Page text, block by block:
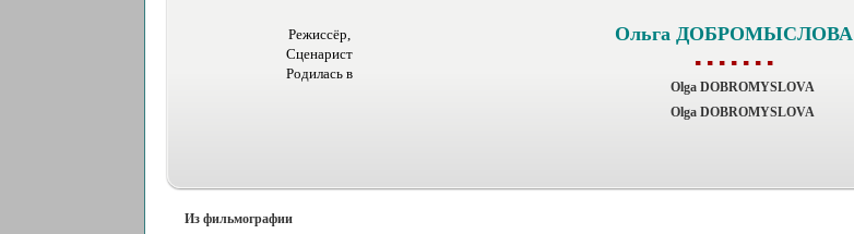
Режиссёр,
Сценарист
Родилась в
Ольга ДОБРОМЫСЛОВА
▪ ▪ ▪ ▪ ▪ ▪ ▪
Olga DOBROMYSLOVA
Olga DOBROMYSLOVA
Из фильмографии